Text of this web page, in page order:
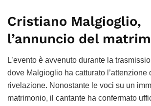
Cristiano Malgioglio,
l’annuncio del
L’evento è avvenuto durante la
dove Malgioglio ha catturato l’attenzione
rivelazione. Nonostante le voci su un
matrimonio, il cantante ha confermato